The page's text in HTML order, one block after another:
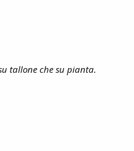
tallone che su pianta.